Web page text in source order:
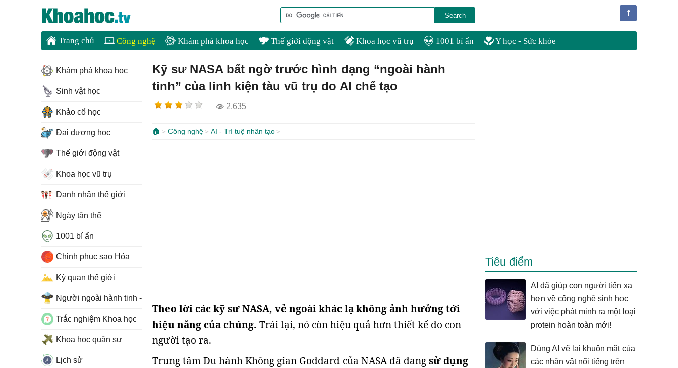
f
Trang chủ Công nghệ Khám phá khoa học Thế giới động vật Khoa học vũ trụ 1001 bí ẩn Y học - Sức khỏe
Kỹ sư NASA bất ngờ trước hình dạng “ngoài hành
tinh” của linh kiện tàu vũ trụ do AI chế tạo
2.635
🏠 Công nghệ AI - Trí tuệ nhân tạo
Theo lời các kỹ sư NASA, vẻ ngoài khác lạ không ảnh hưởng tới
hiệu năng của chúng. Trái lại, nó còn hiệu quả hơn thiết kế do con
người tạo ra.
Trung tâm Du hành Không gian Goddard của NASA đã đangsử dụng
Tiêu điểm
AI đã giúp con người tiến xa
hơn về công nghệ sinh học
với việc phát minh ra một loại
protein hoàn toàn mới!
Dùng AI vẽ lại khuôn mặt của
các nhân vật nổi tiếng trên
Khám phá khoa học
Sinh vật học
Khảo cổ học
Đại dương học
Thế giới động vật
Khoa học vũ trụ
Danh nhân thế giới
Ngày tận thế
1001 bí ẩn
Chinh phục sao Hỏa
Kỳ quan thế giới
Người ngoài hành tinh - UFO
Trắc nghiệm Khoa học
Khoa học quân sự
Lịch sử